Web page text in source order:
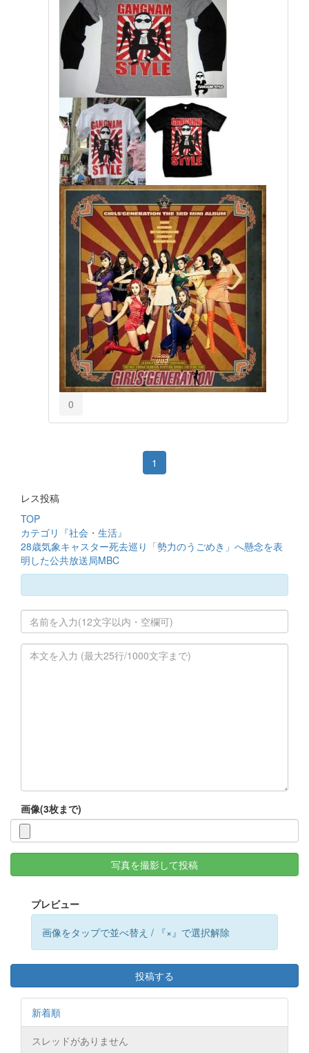
0
1
レス投稿
TOP
カテゴリ『社会・生活』
28歳気象キャスター死去巡り「勢力のうごめき」へ懸念を表
明した公共放送局MBC
画像(3枚まで)
写真を撮影して投稿
プレビュー
画像をタップで並べ替え / 『×』で選択解除
投稿する
新着順
スレッドがありません